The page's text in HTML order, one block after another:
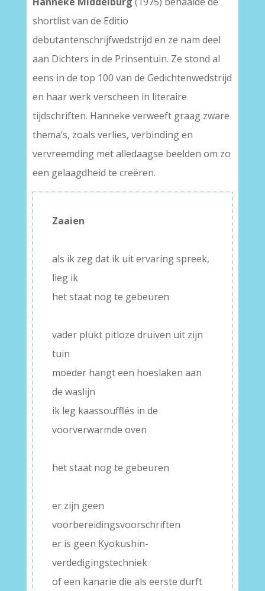
shortlist van de Editio
debutantenschrijfwedstrijd en ze nam deel
aan Dichters in de Prinsentuin. Ze stond al
eens in de top 100 van de Gedichtenwedstrijd
en haar werk verscheen in literaire
tijdschriften. Hanneke verweeft graag zware
thema’s, zoals verlies, verbinding en
vervreemding met alledaagse beelden om zo
een gelaagdheid te creëren.
Zaaien
als ik zeg dat ik uit ervaring spreek,
lieg ik
het staat nog te gebeuren
vader plukt pitloze druiven uit zijn
tuin
moeder hangt een hoeslaken aan
de waslijn
ik leg kaassoufflés in de
voorverwarmde oven
het staat nog te gebeuren
er zijn geen
voorbereidingsvoorschriften
er is geen Kyokushin-
verdedigingstechniek
of een kanarie die als eerste durft